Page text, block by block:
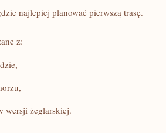
najlepiej planować pierwszą trasę.
z:
wersji żeglarskiej.